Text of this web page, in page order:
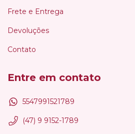
Frete e Entrega
Devoluções
Contato
Entre em contato
5547991521789
(47) 9 9152-1789